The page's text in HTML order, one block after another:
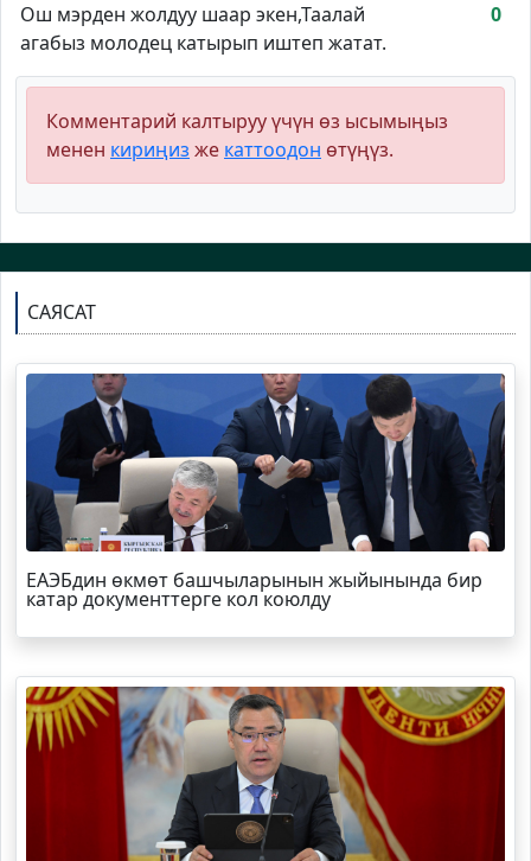
Ош мэрден жолдуу шаар экен,Таалай
агабыз молодец катырып иштеп жатат.
0
Комментарий калтыруу үчүн өз ысымыңыз
менен кириңиз же каттоодон өтүңүз.
САЯСАТ
ЕАЭБдин өкмөт башчыларынын жыйынында бир
катар документтерге кол коюлду